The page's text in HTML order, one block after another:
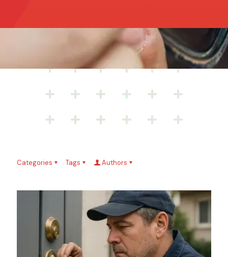
Categories Tags Authors